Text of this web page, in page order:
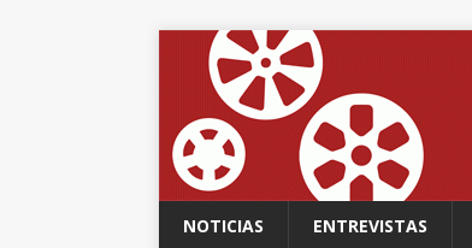
NOTICIAS ENTREVISTAS